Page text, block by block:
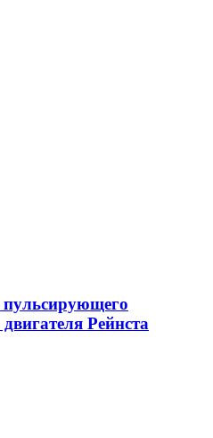
пульсирующего
Рейнста